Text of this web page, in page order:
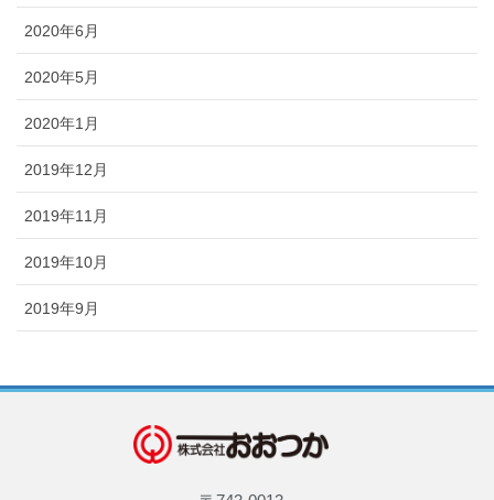
2020年6月
2020年5月
2020年1月
2019年12月
2019年11月
2019年10月
2019年9月